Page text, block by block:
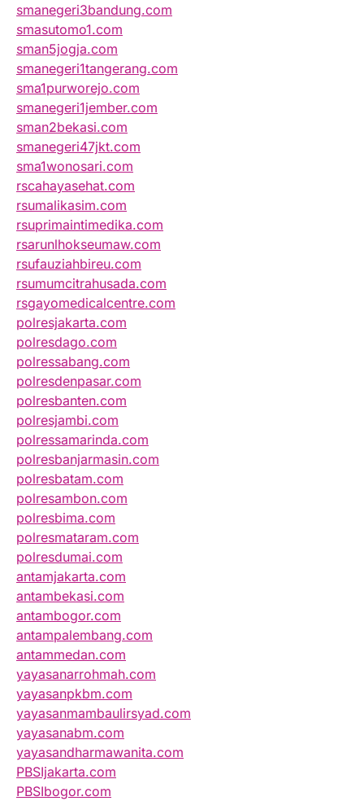
smanegeri3bandung.com
smasutomo1.com
sman5jogja.com
smanegeri1tangerang.com
sma1purworejo.com
smanegeri1jember.com
sman2bekasi.com
smanegeri47jkt.com
sma1wonosari.com
rscahayasehat.com
rsumalikasim.com
rsuprimaintimedika.com
rsarunlhokseumaw.com
rsufauziahbireu.com
rsumumcitrahusada.com
rsgayomedicalcentre.com
polresjakarta.com
polresdago.com
polressabang.com
polresdenpasar.com
polresbanten.com
polresjambi.com
polressamarinda.com
polresbanjarmasin.com
polresbatam.com
polresambon.com
polresbima.com
polresmataram.com
polresdumai.com
antamjakarta.com
antambekasi.com
antambogor.com
antampalembang.com
antammedan.com
yayasanarrohmah.com
yayasanpkbm.com
yayasanmambaulirsyad.com
yayasanabm.com
yayasandharmawanita.com
PBSIjakarta.com
PBSIbogor.com